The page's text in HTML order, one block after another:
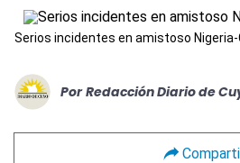
Serios incidentes en amistoso Nigeria-
Por Redacción Diario de